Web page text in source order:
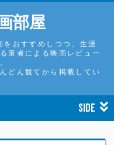
部屋
おすすめしつつ、生涯
筆者による映画レビュー
どん観てから掲載してい
SIDE